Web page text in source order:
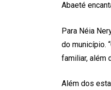
Abaeté
Para Néia
do município.
familiar, além
Além dos